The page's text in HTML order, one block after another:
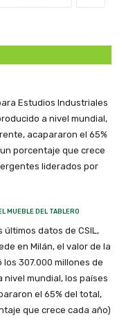
Estudios Industriales
a nivel mundial,
acapararon el 65%
porcentaje que crece
liderados por
MUEBLE DEL TABLERO
últimos datos de CSIL,
en Milán, el valor de la
307.000 millones de
mundial, los países
el 65% del total,
que crece cada año)